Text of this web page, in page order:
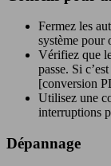
Fermez les
système pour
Vérifiez que
passe. Si
[conversion
Utilisez une
interruptions
Dépannage